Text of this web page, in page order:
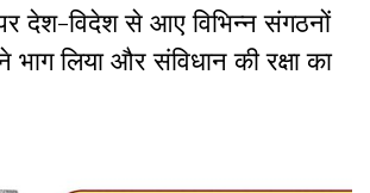
देश-विदेश से आए विभिन्न संगठनों
भाग लिया और संविधान की रक्षा का